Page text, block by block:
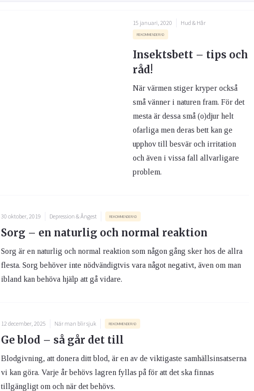
15 januari, 2020 Hud & Hår
REKOMMENDERAD
Insektsbett – tips och
råd!
När värmen stiger kryper också
små vänner i naturen fram. För det
mesta är dessa små (o)djur helt
ofarliga men deras bett kan ge
upphov till besvär och irritation
och även i vissa fall allvarligare
problem.
30 oktober, 2019 Depression & Ångest REKOMMENDERAD
Sorg – en naturlig och normal reaktion
Sorg är en naturlig och normal reaktion som någon gång sker hos de allra
flesta. Sorg behöver inte nödvändigtvis vara något negativt, även om man
ibland kan behöva hjälp att gå vidare.
12 december, 2025 När man blir sjuk REKOMMENDERAD
Ge blod – så går det till
Blodgivning, att donera ditt blod, är en av de viktigaste samhällsinsatserna
vi kan göra. Varje år behövs lagren fyllas på för att det ska finnas
tillgängligt om och när det behövs.